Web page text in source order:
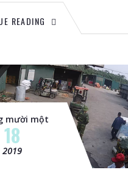
READING
mười một
18
2019